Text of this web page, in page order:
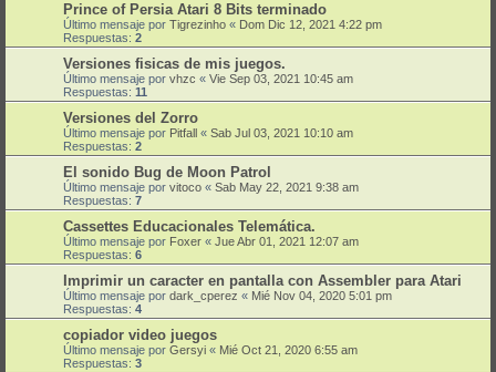
Prince of Persia Atari 8 Bits terminado
Último mensaje por Tigrezinho « Dom Dic 12, 2021 4:22 pm
Respuestas: 2
Versiones fisicas de mis juegos.
Último mensaje por vhzc « Vie Sep 03, 2021 10:45 am
Respuestas: 11
Versiones del Zorro
Último mensaje por Pitfall « Sab Jul 03, 2021 10:10 am
Respuestas: 2
El sonido Bug de Moon Patrol
Último mensaje por vitoco « Sab May 22, 2021 9:38 am
Respuestas: 7
Cassettes Educacionales Telemática.
Último mensaje por Foxer « Jue Abr 01, 2021 12:07 am
Respuestas: 6
Imprimir un caracter en pantalla con Assembler para Atari
Último mensaje por dark_cperez « Mié Nov 04, 2020 5:01 pm
Respuestas: 4
copiador video juegos
Último mensaje por Gersyi « Mié Oct 21, 2020 6:55 am
Respuestas: 3